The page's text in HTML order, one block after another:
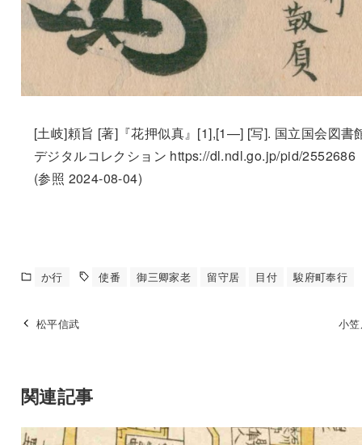
[土岐]頼旨 [著]『花押似真』[1],[1—] [写]. 国立国会図書
デジタルコレクション https://dl.ndl.go.jp/pid/2552686
(参照 2024-08-04)
か行 使番 御三卿家老 留守居 目付 駿府町奉行
松平信武 小
関連記事